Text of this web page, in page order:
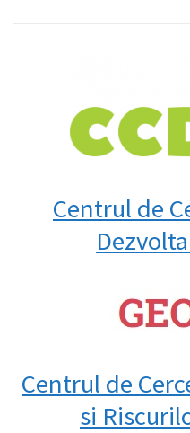
Centrul de
Centrul de
si